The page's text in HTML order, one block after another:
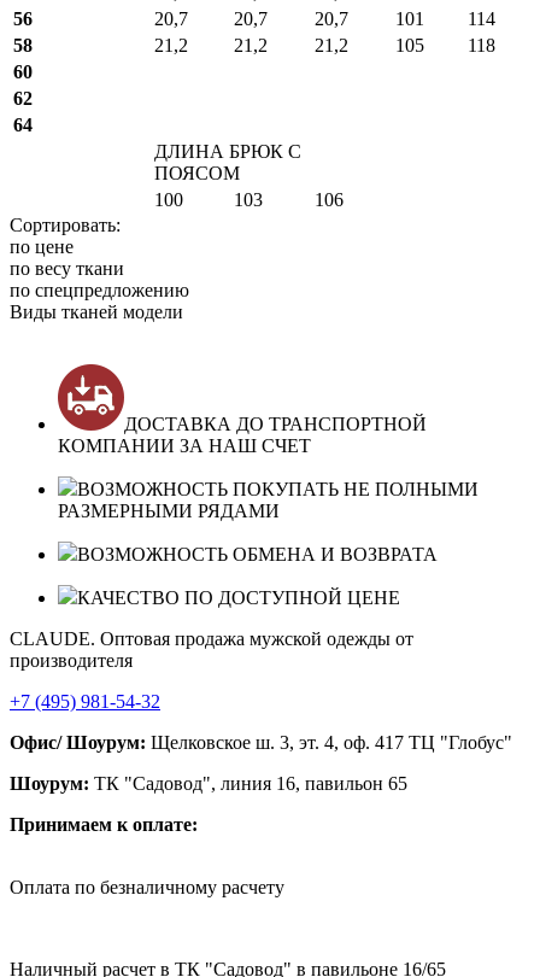
56
20,7 20,7 20,7 101
114
58
21,2 21,2 21,2 105
118
60
62
64
ДЛИНА БРЮК С
ПОЯСОМ
100
103
106
Сортировать:
по цене
по весу ткани
по спецпредложению
Виды тканей модели
ДОСТАВКА ДО ТРАНСПОРТНОЙ
КОМПАНИИ ЗА НАШ СЧЕТ
ВОЗМОЖНОСТЬ ПОКУПАТЬ НЕ ПОЛНЫМИ
РАЗМЕРНЫМИ РЯДАМИ
ВОЗМОЖНОСТЬ ОБМЕНА И ВОЗВРАТА
КАЧЕСТВО ПО ДОСТУПНОЙ ЦЕНЕ
CLAUDE. Оптовая продажа мужской одежды от
производителя
+7 (495) 981-54-32
Офис/ Шоурум: Щелковское ш. 3, эт. 4, оф. 417 ТЦ "Глобус"
Шоурум: ТК "Садовод", линия 16, павильон 65
Принимаем к оплате:
Оплата по безналичному расчету
Наличный расчет в ТК "Садовод" в павильоне 16/65